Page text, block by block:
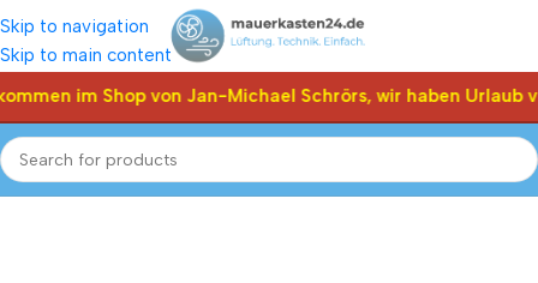
Skip to navigation
Skip to main content
im Shop von Jan-Michael Schrörs, wir haben Urlaub
Start Shop Klappen Stellantriebe, Stellmotor Belimo